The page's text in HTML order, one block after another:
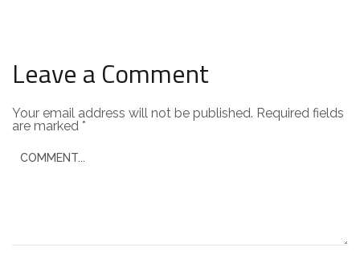
Leave a Comment
Your email address will not be published. Required fields
are marked *